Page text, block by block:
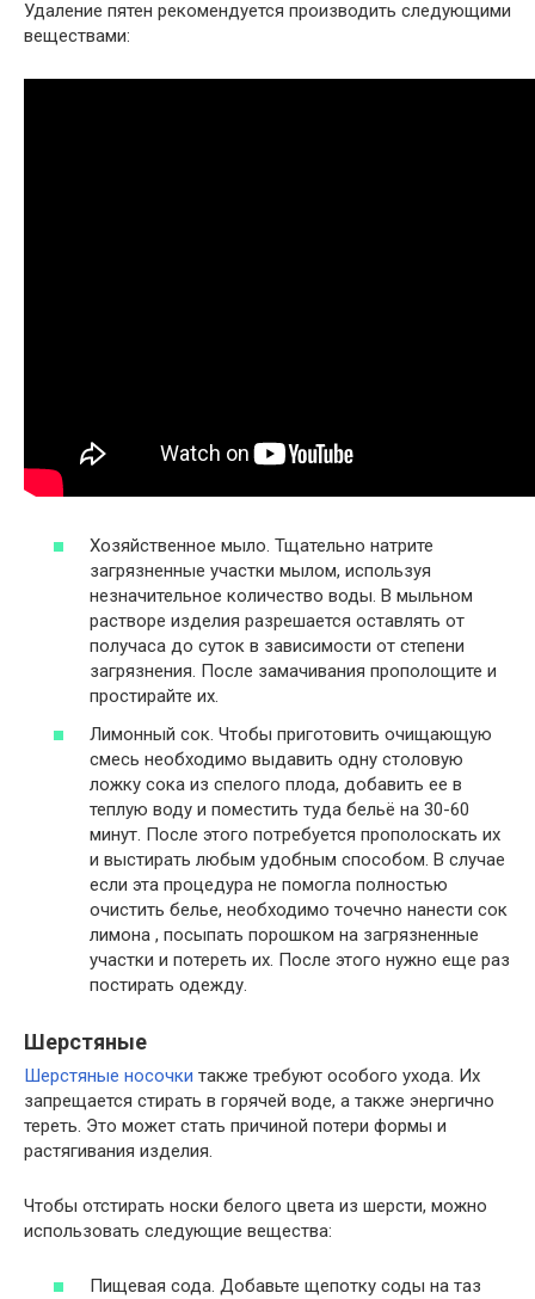
Удаление пятен рекомендуется производить следующими
веществами:
Хозяйственное мыло. Тщательно натрите
загрязненные участки мылом, используя
незначительное количество воды. В мыльном
растворе изделия разрешается оставлять от
получаса до суток в зависимости от степени
загрязнения. После замачивания прополощите и
простирайте их.
Лимонный сок. Чтобы приготовить очищающую
смесь необходимо выдавить одну столовую
ложку сока из спелого плода, добавить ее в
теплую воду и поместить туда бельё на 30-60
минут. После этого потребуется прополоскать их
и выстирать любым удобным способом. В случае
если эта процедура не помогла полностью
очистить белье, необходимо точечно нанести сок
лимона , посыпать порошком на загрязненные
участки и потереть их. После этого нужно еще раз
постирать одежду.
Шерстяные
Шерстяные носочки также требуют особого ухода. Их
запрещается стирать в горячей воде, а также энергично
тереть. Это может стать причиной потери формы и
растягивания изделия.
Чтобы отстирать носки белого цвета из шерсти, можно
использовать следующие вещества:
Пищевая сода. Добавьте щепотку соды на таз